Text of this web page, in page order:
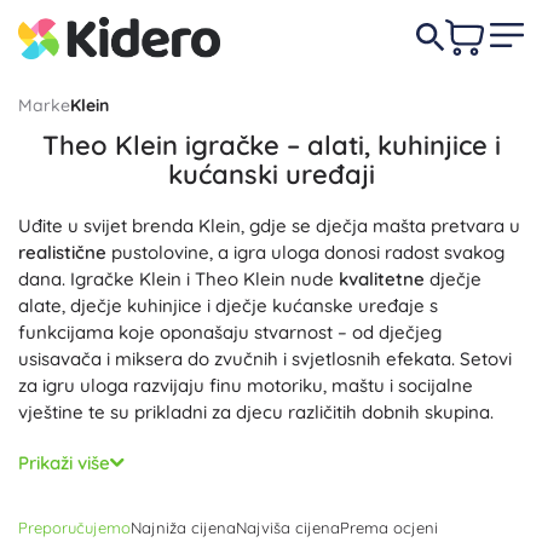
MarkeKlein
Theo Klein igračke – alati, kuhinjice i
kućanski uređaji
Uđite u svijet brenda Klein, gdje se dječja mašta pretvara u
realistične pustolovine, a igra uloga donosi radost svakog
dana. Igračke Klein i Theo Klein nude kvalitetne dječje
alate, dječje kuhinjice i dječje kućanske uređaje s
funkcijama koje oponašaju stvarnost – od dječjeg
usisavača i miksera do zvučnih i svjetlosnih efekata. Setovi
za igru uloga razvijaju finu motoriku, maštu i socijalne
vještine te su prikladni za djecu različitih dobnih skupina.
Svaki je proizvod dizajniran s naglaskom na
materijale, ergonomiju i
dječjih alata ili Miele dječjih kućanskih uređaja, nude
Prikaži više
PreporučujemoNajniža cijenaNajviša cijenaPrema ocjeni